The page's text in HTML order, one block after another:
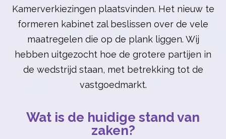
Kamerverkiezingen plaatsvinden. Het nieuw te
formeren kabinet zal beslissen over de vele
maatregelen die op de plank liggen. Wij
hebben uitgezocht hoe de grotere partijen in
de wedstrijd staan, met betrekking tot de
vastgoedmarkt.
Wat is de huidige stand van
zaken?